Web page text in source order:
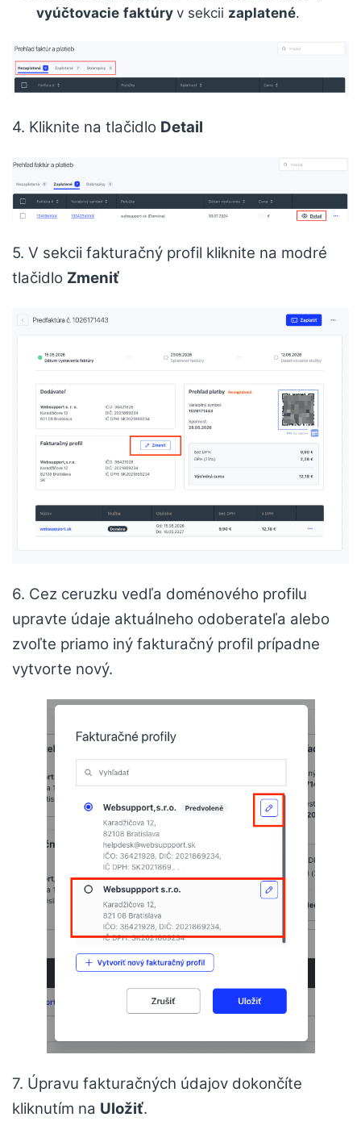
vyúčtovacie faktúry v sekcii zaplatené.
4. Kliknite na tlačidlo Detail
5. V sekcii fakturačný profil kliknite na modré
tlačidlo Zmeniť
6. Cez ceruzku vedľa doménového profilu
upravte údaje aktuálneho odoberateľa alebo
zvoľte priamo iný fakturačný profil prípadne
vytvorte nový.
7. Úpravu fakturačných údajov dokončíte
kliknutím na Uložiť.